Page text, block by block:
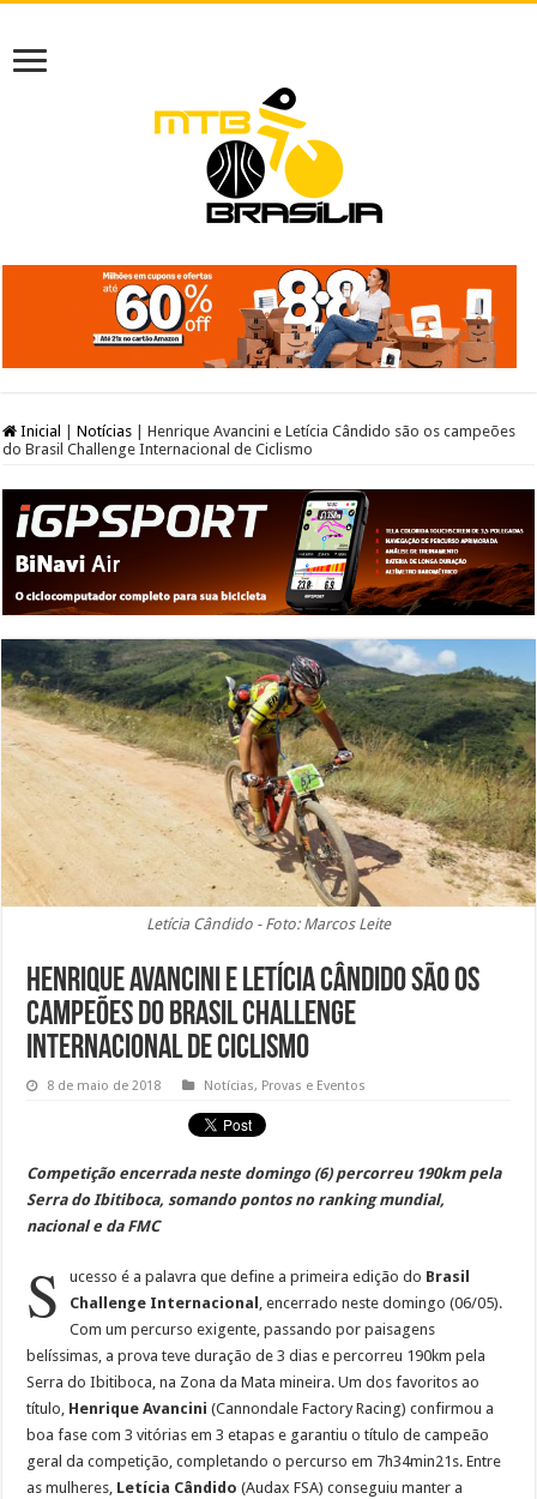
Inicial Notícias
Henrique Avancini e Letícia Cândido são os campeões
do Brasil Challenge Internacional de Ciclismo
Letícia Cândido - Foto: Marcos Leite
Henrique Avancini e Letícia Cândido são os
campeões do Brasil Challenge
Internacional de Ciclismo
8 de maio de 2018 Notícias, Provas e Eventos
Competição encerrada neste domingo (6) percorreu 190km pela
Serra do Ibitiboca, somando pontos no ranking mundial,
nacional e da FMC
S ucesso é a palavra que define a primeira edição do Brasil
Challenge Internacional , encerrado neste domingo (06/05).
Com um percurso exigente, passando por paisagens
belíssimas, a prova teve duração de 3 dias e percorreu 190km pela
Serra do Ibitiboca, na Zona da Mata mineira. Um dos favoritos ao
título, Henrique Avancini (Cannondale Factory Racing) confirmou a
boa fase com 3 vitórias em 3 etapas e garantiu o título de campeão
geral da competição, completando o percurso em 7h34min21s. Entre
as mulheres, Letícia Cândido (Audax FSA) conseguiu manter a